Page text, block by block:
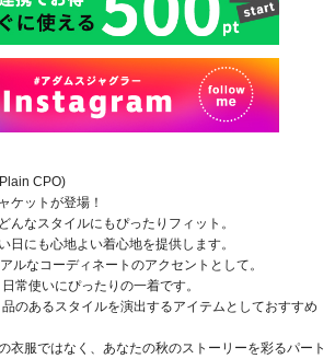
CPO)
ケットが登場！
んなスタイルにもぴったりフィット。
日にも心地よい着心地を提供します。
ルなコーディネートのアクセントとして。
常使いにぴったりの一着です。
のあるスタイルを演出するアイテムとしておすすめ
衣服ではなく、あなたの秋のストーリーを彩るパート